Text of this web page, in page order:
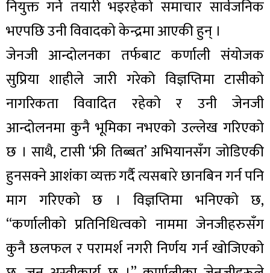
नियुक्त गर्ने तयारी भइरहेको समाचार सार्वजनिक
भएपछि उनी विवादको केन्द्रमा आएकी हुन् ।
जेनजी आन्दोलनका तर्फबाट कर्णाली संयोजक
सुप्रिया शाहीले जारी गरेको विज्ञप्तिमा टासीको
नागरिकता विवादित रहेको र उनी जेनजी
आन्दोलनमा कुनै भूमिका नभएको उल्लेख गरिएको
छ । साथै, टासी ‘फ्री तिब्बत’ अभियानसँग जोडिएकी
हुनसक्ने आशंका व्यक्त गर्दै त्यसबारे छानबिन गर्न पनि
माग गरिएको छ । विज्ञप्तिमा भनिएको छ,
“कर्णालीको प्रतिनिधित्वको नाममा जेनजीहरुसँग
कुनै छलफल र परामर्श नगरी निर्णय गर्न खोजिएको